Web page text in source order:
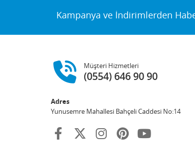
Kampanya ve İndirimlerden
Müşteri Hizmetleri
(0554) 646 90 90
Adres
Yunusemre Mahallesi Bahçeli Caddesi No:14